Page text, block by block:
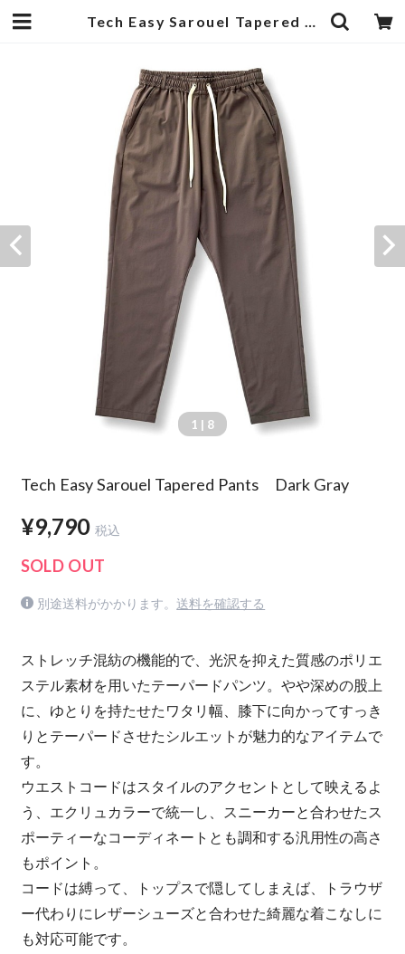
Tech Easy Sarouel Tapered Pants Dark Gray | 武蔵小杉のセレクトショップ【ナクール】-nakool-
1 | 8
Tech Easy Sarouel Tapered Pants Dark Gray
¥9,790 税込
SOLD OUT
別途送料がかかります。 送料を確認する
ストレッチ混紡の機能的で、光沢を抑えた質感のポリエ
ステル素材を用いたテーパードパンツ。やや深めの股上
に、ゆとりを持たせたワタリ幅、膝下に向かってすっき
りとテーパードさせたシルエットが魅力的なアイテムで
す。
ウエストコードはスタイルのアクセントとして映えるよ
う、エクリュカラーで統一し、スニーカーと合わせたス
ポーティーなコーディネートとも調和する汎用性の高さ
もポイント。
コードは縛って、トップスで隠してしまえば、トラウザ
ー代わりにレザーシューズと合わせた綺麗な着こなしに
も対応可能です。